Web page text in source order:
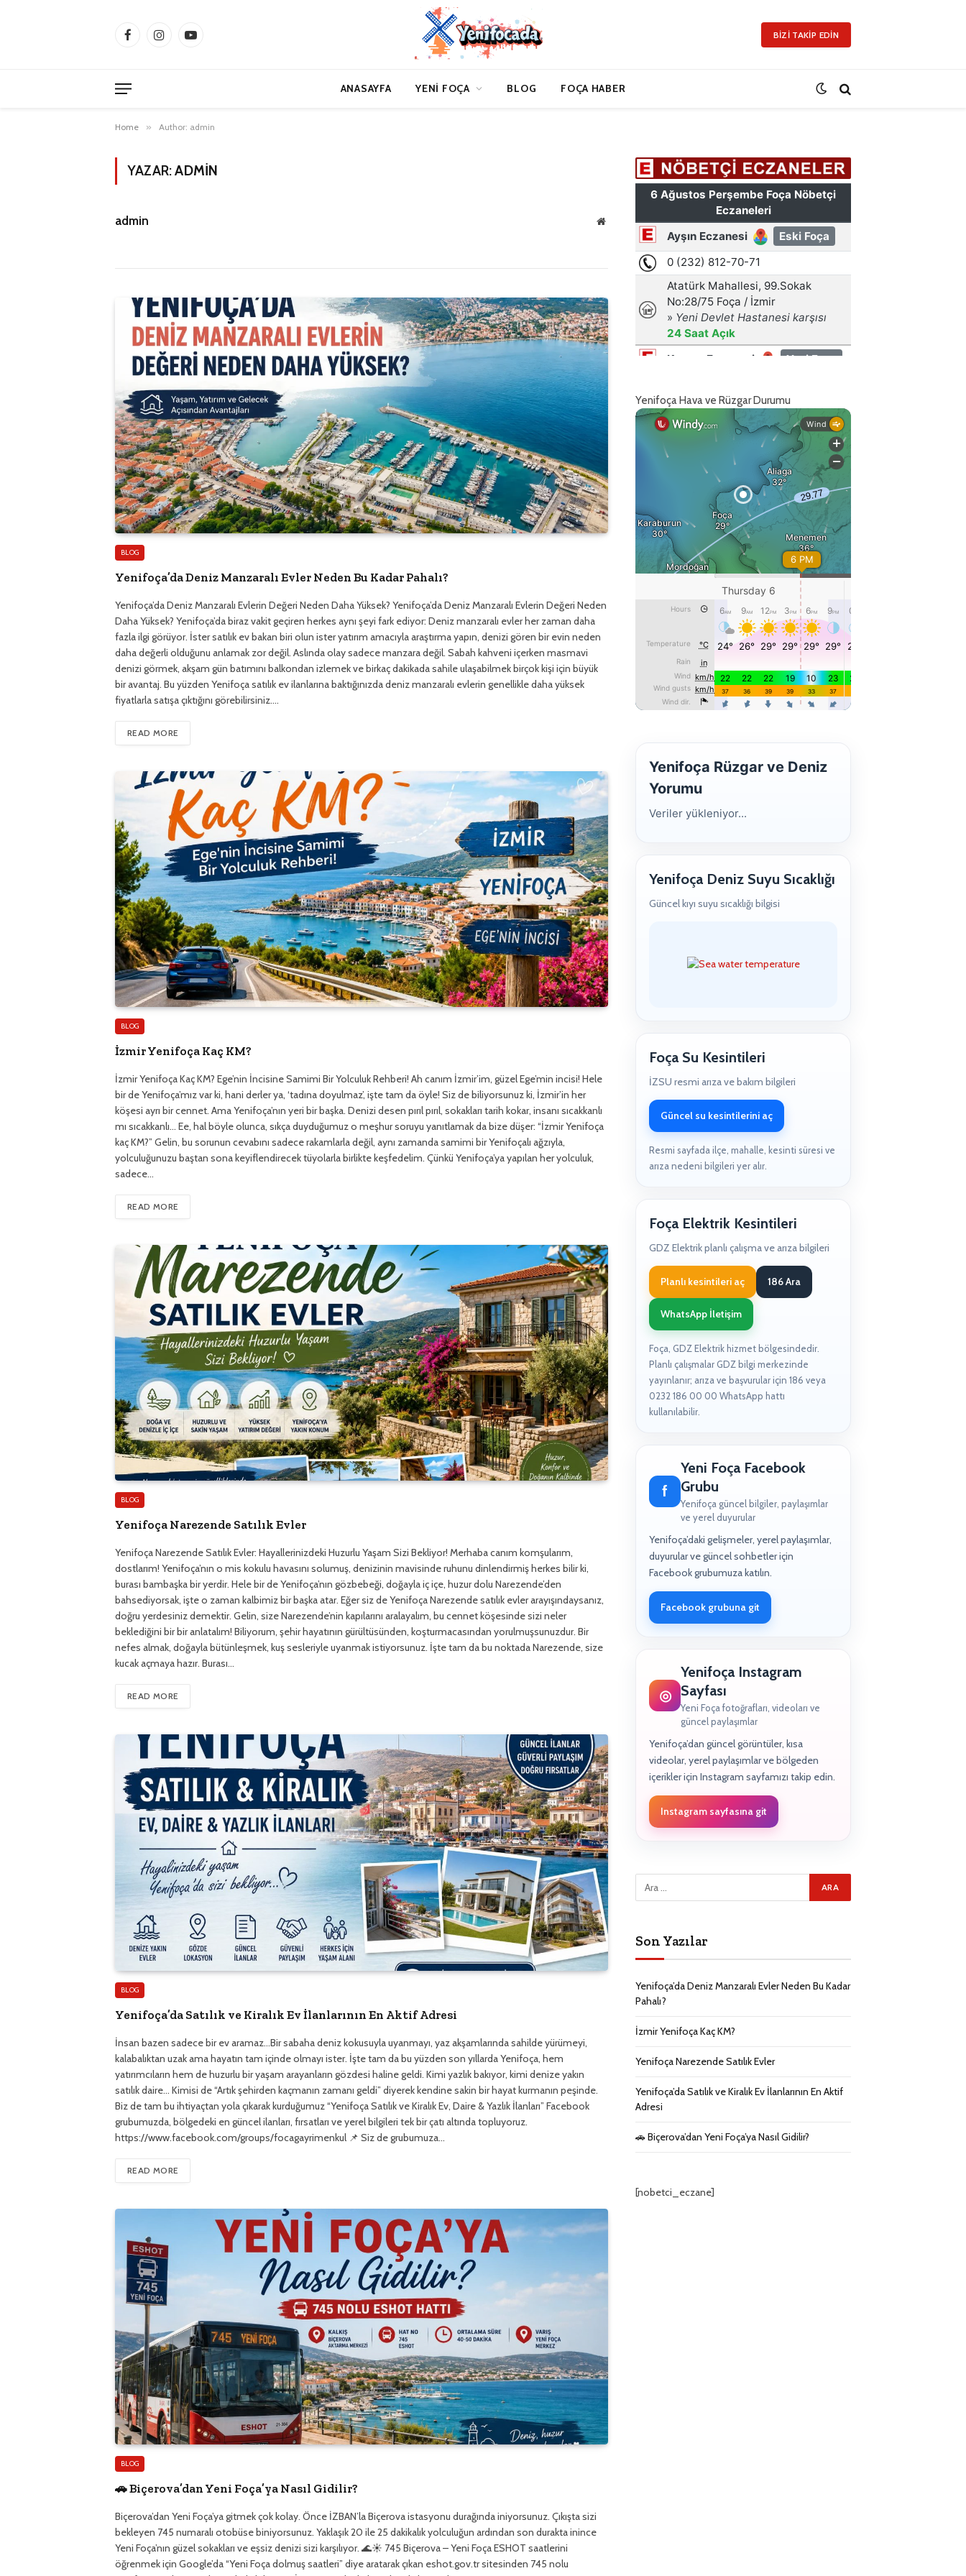
FacebookInstagramYouTube
BIZI TAKIP EDIN
ANASAYFA YENI FOÇA BLOG FOÇA HABER
Home » Author: admin
YAZAR:ADMIN
admin Website
BLOG
Yenifoça’da Deniz Manzaralı Evler Neden Bu Kadar Pahalı?
Yenifoça’da Deniz Manzaralı Evlerin Değeri Neden Daha Yüksek? Yenifoça’da Deniz Manzaralı Evlerin Değeri Neden
Daha Yüksek? Yenifoça’da biraz vakit geçiren herkes aynı şeyi fark ediyor: Deniz manzaralı evler her zaman daha
fazla ilgi görüyor. İster satılık ev bakan biri olun ister yatırım amacıyla araştırma yapın, denizi gören bir evin neden
daha değerli olduğunu anlamak zor değil. Aslında olay sadece manzara değil. Sabah kahveni içerken masmavi
denizi görmek, akşam gün batımını balkondan izlemek ve birkaç dakikada sahile ulaşabilmek birçok kişi için büyük
bir avantaj. Bu yüzden Yenifoça satılık ev ilanlarına baktığınızda deniz manzaralı evlerin genellikle daha yüksek
fiyatlarla satışa çıktığını görebilirsiniz.…
READ MORE
BLOG
İzmir Yenifoça Kaç KM?
İzmir Yenifoça Kaç KM? Ege’nin İncisine Samimi Bir Yolculuk Rehberi! Ah canım İzmir’im, güzel Ege’min incisi! Hele
bir de Yenifoça’mız var ki, hani derler ya, ‘tadına doyulmaz’, işte tam da öyle! Siz de biliyorsunuz ki, İzmir’in her
köşesi ayrı bir cennet. Ama Yenifoça’nın yeri bir başka. Denizi desen pırıl pırıl, sokakları tarih kokar, insanı sıcakkanlı
mı sıcakkanlı… Ee, hal böyle olunca, sıkça duyduğumuz o meşhur soruyu yanıtlamak da bize düşer: “İzmir Yenifoça
kaç KM?” Gelin, bu sorunun cevabını sadece rakamlarla değil, aynı zamanda samimi bir Yenifoçalı ağzıyla,
yolculuğunuzu baştan sona keyiflendirecek tüyolarla birlikte keşfedelim. Çünkü Yenifoça’ya yapılan her yolculuk,
sadece…
READ MORE
BLOG
Yenifoça Narezende Satılık Evler
Yenifoça Narezende Satılık Evler: Hayallerinizdeki Huzurlu Yaşam Sizi Bekliyor! Merhaba canım komşularım,
dostlarım! Yenifoça’nın o mis kokulu havasını solumuş, denizinin mavisinde ruhunu dinlendirmiş herkes bilir ki,
burası bambaşka bir yerdir. Hele bir de Yenifoça’nın gözbebeği, doğayla iç içe, huzur dolu Narezende’den
bahsediyorsak, işte o zaman kalbimiz bir başka atar. Eğer siz de Yenifoça Narezende satılık evler arayışındaysanız,
doğru yerdesiniz demektir. Gelin, size Narezende’nin kapılarını aralayalım, bu cennet köşesinde sizi neler
beklediğini bir bir anlatalım! Biliyorum, şehir hayatının gürültüsünden, koşturmacasından yorulmuşsunuzdur. Bir
nefes almak, doğayla bütünleşmek, kuş sesleriyle uyanmak istiyorsunuz. İşte tam da bu noktada Narezende, size
kucak açmaya hazır. Burası…
READ MORE
BLOG
Yenifoça’da Satılık ve Kiralık Ev İlanlarının En Aktif Adresi
İnsan bazen sadece bir ev aramaz…Bir sabaha deniz kokusuyla uyanmayı, yaz akşamlarında sahilde yürümeyi,
kalabalıktan uzak ama hayatın tam içinde olmayı ister. İşte tam da bu yüzden son yıllarda Yenifoça, hem
yatırımcıların hem de huzurlu bir yaşam arayanların gözdesi haline geldi. Kimi yazlık bakıyor, kimi denize yakın
satılık daire… Kimisi de “Artık şehirden kaçmanın zamanı geldi” diyerek kendine sakin bir hayat kurmanın peşinde.
Biz de tam bu ihtiyaçtan yola çıkarak kurduğumuz “Yenifoça Satılık ve Kiralık Ev, Daire & Yazlık İlanları” Facebook
grubumuzda, bölgedeki en güncel ilanları, fırsatları ve yerel bilgileri tek bir çatı altında topluyoruz.
https://www.facebook.com/groups/focagayrimenkul 📌 Siz de grubumuza…
READ MORE
BLOG
🚗 Biçerova’dan Yeni Foça’ya Nasıl Gidilir?
Biçerova’dan Yeni Foça’ya gitmek çok kolay. Önce İZBAN’la Biçerova istasyonu durağında iniyorsunuz. Çıkışta sizi
bekleyen 745 numaralı otobüse biniyorsunuz. Yaklaşık 20 ile 25 dakikalık yolculuğun ardından son durakta inince
Yeni Foça’nın güzel sokakları ve eşsiz denizi sizi karşılıyor. 🌊☀️ 745 Biçerova – Yeni Foça ESHOT saatlerini
öğrenmek için Google’da “Yeni Foça dolmuş saatleri” diye aratarak çıkan eshot.gov.tr sitesinden 745 nolu
Yenifoça Hava ve Rüzgar Durumu
Yenifoça Rüzgar ve Deniz
Yorumu
Veriler yükleniyor...
Yenifoça Deniz Suyu Sıcaklığı
Güncel kıyı suyu sıcaklığı bilgisi
Foça Su Kesintileri
İZSU resmi arıza ve bakım bilgileri
Güncel su kesintilerini aç
Resmi sayfada ilçe, mahalle, kesinti süresi ve
arıza nedeni bilgileri yer alır.
Foça Elektrik Kesintileri
GDZ Elektrik planlı çalışma ve arıza bilgileri
Planlı kesintileri aç 186 Ara
WhatsApp İletişim
Foça, GDZ Elektrik hizmet bölgesindedir.
Planlı çalışmalar GDZ bilgi merkezinde
yayınlanır; arıza ve başvurular için 186 veya
0232 186 00 00 WhatsApp hattı
kullanılabilir.
f
Yeni Foça Facebook
Grubu
Yenifoça güncel bilgiler, paylaşımlar
ve yerel duyurular
Yenifoça’daki gelişmeler, yerel paylaşımlar,
duyurular ve güncel sohbetler için
Facebook grubumuza katılın.
Facebook grubuna git
◎
Yenifoça Instagram
Sayfası
Yeni Foça fotoğrafları, videoları ve
güncel paylaşımlar
Yenifoça’dan güncel görüntüler, kısa
videolar, yerel paylaşımlar ve bölgeden
içerikler için Instagram sayfamızı takip edin.
Instagram sayfasına git
Son Yazılar
Yenifoça’da Deniz Manzaralı Evler Neden Bu Kadar
Pahalı?
İzmir Yenifoça Kaç KM?
Yenifoça Narezende Satılık Evler
Yenifoça’da Satılık ve Kiralık Ev İlanlarının En Aktif
Adresi
🚗 Biçerova’dan Yeni Foça’ya Nasıl Gidilir?
[nobetci_eczane]